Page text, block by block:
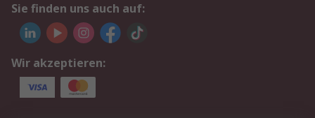
Sie finden uns auch auf:
Wir akzeptieren: